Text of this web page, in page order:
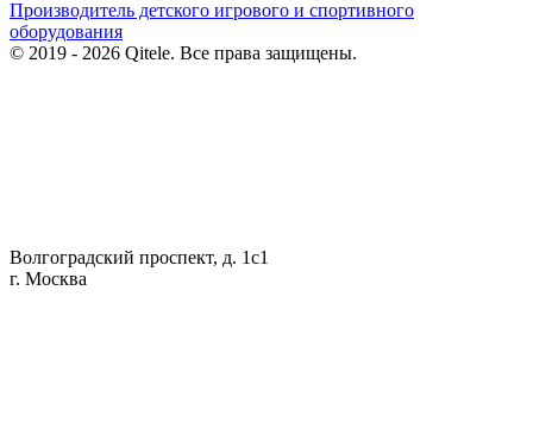
Производитель детского игрового и спортивного
оборудования
© 2019 - 2026 Qitele. Все права защищены.
Волгоградский проспект, д. 1с1
г. Москва